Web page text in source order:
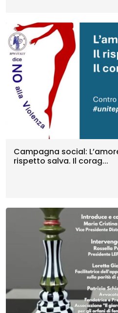
Campagna social:
rispetto salva. Il corag...